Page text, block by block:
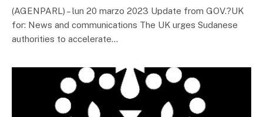
(AGENPARL) – lun 20 marzo 2023 Update from GOV.?UK
for: News and communications The UK urges Sudanese
authorities to accelerate…